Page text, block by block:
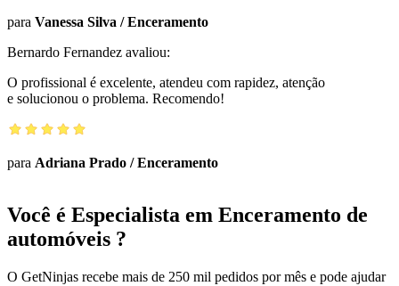
para Vanessa Silva /Enceramento
Bernardo Fernandez avaliou:
O profissional é excelente, atendeu com rapidez, atenção
e solucionou o problema. Recomendo!
para Adriana Prado /Enceramento
Você é Especialista em Enceramento de
automóveis ?
O GetNinjas recebe mais de 250 mil pedidos por mês e pode ajudar